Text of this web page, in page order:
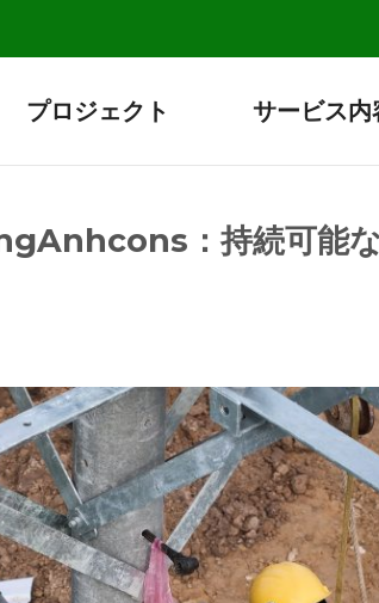
プロジェクト サービス内
：持続可能